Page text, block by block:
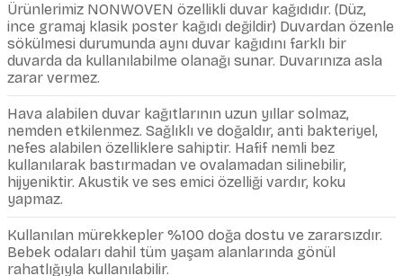
Ürünlerimiz NONWOVEN özellikli duvar kağıdıdır. (Düz,
ince gramaj klasik poster kağıdı değildir) Duvardan özenle
sökülmesi durumunda aynı duvar kağıdını farklı bir
duvarda da kullanılabilme olanağı sunar. Duvarınıza asla
zarar vermez.
Hava alabilen duvar kağıtlarının uzun yıllar solmaz,
nemden etkilenmez. Sağlıklı ve doğaldır, anti bakteriyel,
nefes alabilen özelliklere sahiptir. Hafif nemli bez
kullanılarak bastırmadan ve ovalamadan silinebilir,
hijyeniktir. Akustik ve ses emici özelliği vardır, koku
yapmaz.
Kullanılan mürekkepler %100 doğa dostu ve zararsızdır.
Bebek odaları dahil tüm yaşam alanlarında gönül
rahatlığıyla kullanılabilir.